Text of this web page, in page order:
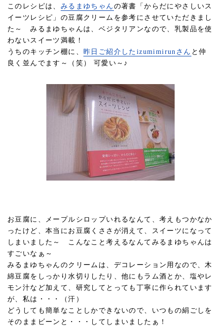
このレシピは、 みるまゆちゃん の著書「からだにやさしいス
イーツレシピ」の豆腐クリームを参考にさせていただきまし
た～ みるまゆちゃんは、ベジタリアンなので、乳製品を使
わないスイーツ満載！
うちのキッチン棚に、 昨日ご紹介したizumimirunさん と仲
良く並んでます～（笑） 可愛い～♪
お豆腐に、メープルシロップいれるなんて、考えもつかなか
ったけど、本当にお豆腐くささが消えて、スイーツになって
しまいました～ こんなこと考えるなんてみるまゆちゃんは
すごいなぁ～
みるまゆちゃんのクリームは、デコレーション用なので、木
綿豆腐をしっかり水切りしたり、他にもラム酒とか、塩やレ
モン汁など加えて、研究してとっても丁寧に作られています
が、私は・・・（汗）
どうしても簡単なことしかできないので、いつもの絹ごしを
そのままビーンと・・・してしまいましたぁ！